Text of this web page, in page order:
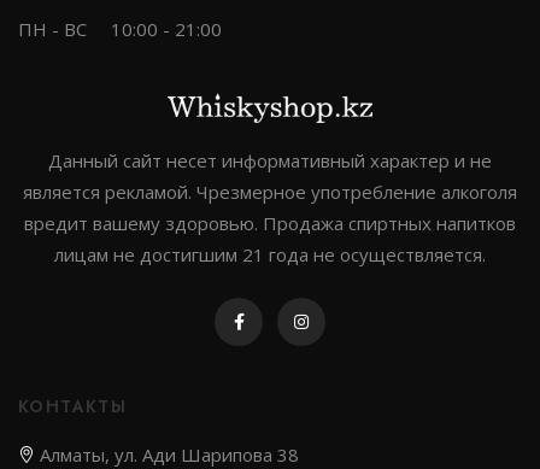
ПН - ВС
10:00 - 21:00
Данный сайт несет информативный характер и не
является рекламой. Чрезмерное употребление алкоголя
вредит вашему здоровью. Продажа спиртных напитков
лицам не достигшим 21 года не осуществляется.
КОНТАКТЫ
Алматы, ул. Ади Шарипова 38